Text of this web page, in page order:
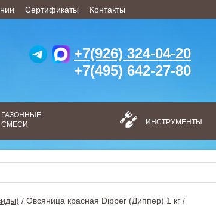
Сертификаты Контакты
+7(926) 324-04-20
+7(495) 642-27-80
ГАЗОННЫЕ
СМЕСИ
ИНСТРУМЕНТЫ
/ Овсяница красная Dipper (Диппер) 1 кг /